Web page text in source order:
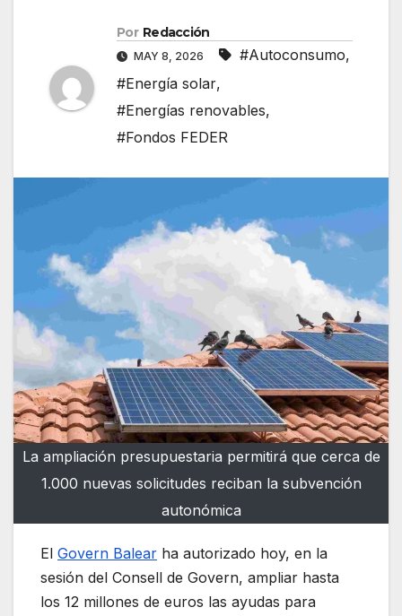
Por Redacción
MAY 8, 2026 #Autoconsumo,
#Energía solar,
#Energías renovables,
#Fondos FEDER
La ampliación presupuestaria permitirá que cerca de
1.000 nuevas solicitudes reciban la subvención
autonómica
El Govern Balear ha autorizado hoy, en la
sesión del Consell de Govern, ampliar hasta
los 12 millones de euros las ayudas para